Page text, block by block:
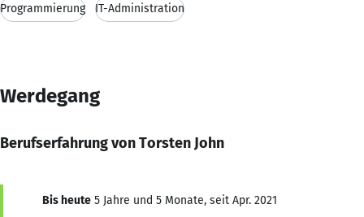
Programmierung IT-Administration
Werdegang
Berufserfahrung von Torsten John
Bis heute 5 Jahre und 5 Monate, seit Apr. 2021